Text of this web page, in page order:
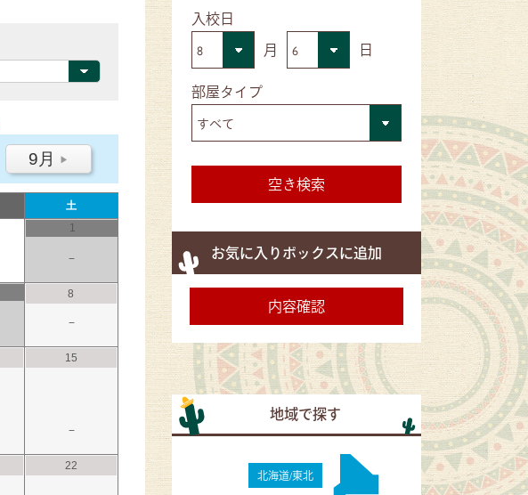
9月 ▶
土
1
−
8
−
15
−
22
■入校日
月
日
■部屋タイプ
お気に入りボックスに追加
地域で探す
北海道/東北